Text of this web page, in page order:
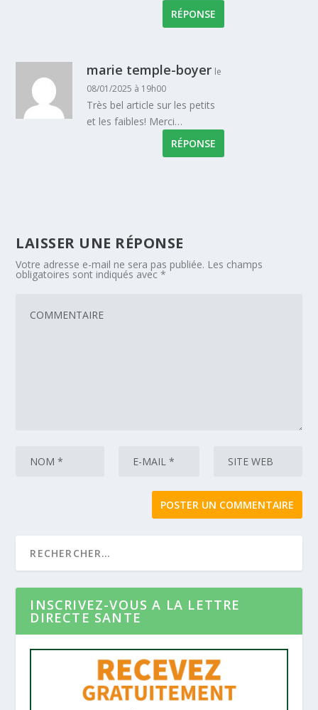
RÉPONSE
marie temple-boyer le
08/01/2025 à 19h00
Très bel article sur les petits
et les faibles! Merci…
RÉPONSE
LAISSER UNE RÉPONSE
Votre adresse e-mail ne sera pas publiée. Les champs
obligatoires sont indiqués avec*
INSCRIVEZ-VOUS A LA LETTRE
DIRECTE SANTE